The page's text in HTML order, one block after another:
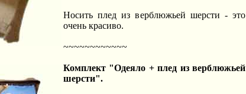
Носить плед из верблюжьей шерсти - это
очень красиво.
~~~~~~~~~~~~
Комплект "Одеяло + плед из верблюжьей
шерсти".